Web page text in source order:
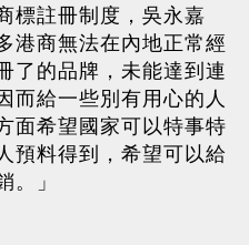
標註冊制度，吳永嘉
港商無法在內地正常經
了的品牌，未能達到連
而給一些別有用心的人
面希望國家可以特事特
預料得到，希望可以給
」